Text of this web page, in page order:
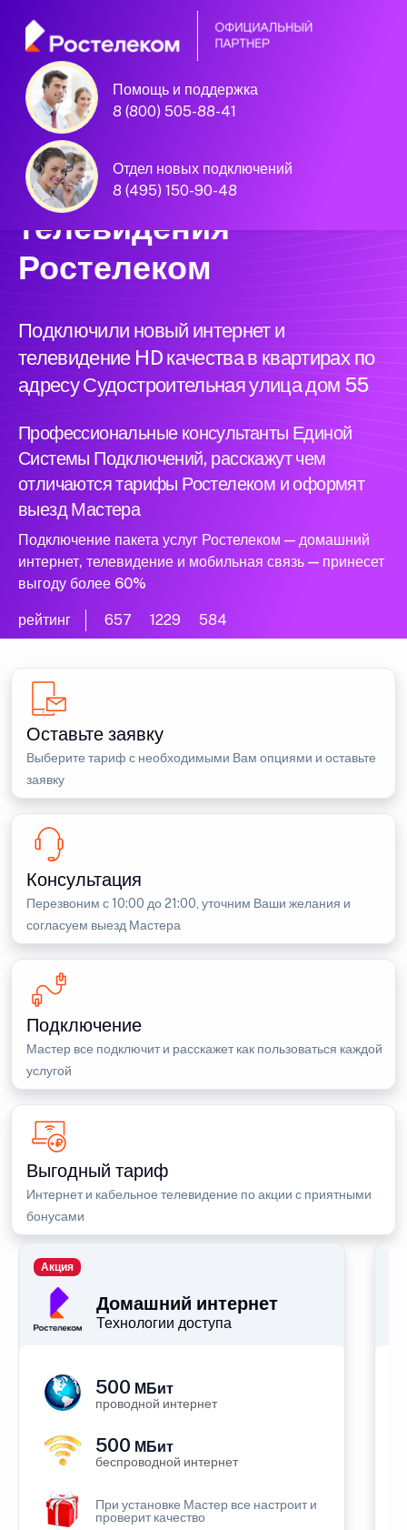
Помощь и поддержка
8 (800) 505-88-41
Отдел новых подключений
8 (495) 150-90-48
Единая Система
Подключений
нового интернета и
телевидения
Ростелеком
Подключили новый интернет и
телевидение HD качества в квартирах по
адресу Судостроительная улица дом 55
Профессиональные консультанты Единой
Системы Подключений, расскажут чем
отличаются тарифы Ростелеком и оформят
выезд Мастера
Подключение пакета услуг Ростелеком — домашний
интернет, телевидение и мобильная связь — принесет
выгоду более 60%
рейтинг 657 1229 584
Оставьте заявку
Выберите тариф с необходимыми Вам опциями и оставьте
заявку
Консультация
Перезвоним с 10:00 до 21:00, уточним Ваши желания и
согласуем выезд Мастера
Подключение
Мастер все подключит и расскажет как пользоваться каждой
услугой
Выгодный тариф
Интернет и кабельное телевидение по акции с приятными
бонусами
Домашний интернет
Технологии доступа
Акция
500 МБит
проводной интернет
500 МБит
беспроводной интернет
При установке Мастер все настроит и
проверит качество